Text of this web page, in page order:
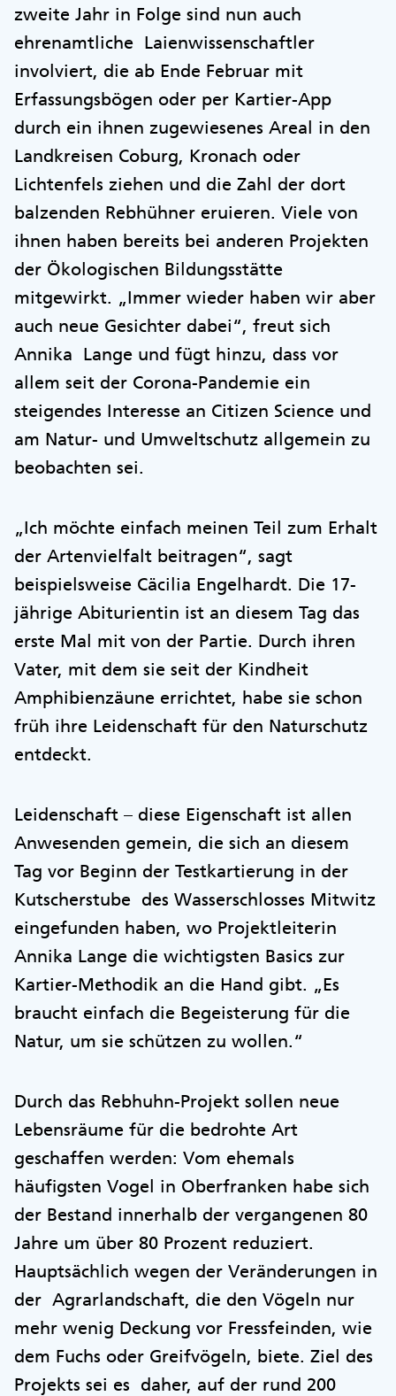
zweite Jahr in Folge sind nun auch
ehrenamtliche Laienwissenschaftler
involviert, die ab Ende Februar mit
Erfassungsbögen oder per Kartier-App
durch ein ihnen zugewiesenes Areal in den
Landkreisen Coburg, Kronach oder
Lichtenfels ziehen und die Zahl der dort
balzenden Rebhühner eruieren. Viele von
ihnen haben bereits bei anderen Projekten
der Ökologischen Bildungsstätte
mitgewirkt. „Immer wieder haben wir aber
auch neue Gesichter dabei“, freut sich
Annika Lange und fügt hinzu, dass vor
allem seit der Corona-Pandemie ein
steigendes Interesse an Citizen Science und
am Natur- und Umweltschutz allgemein zu
beobachten sei.
„Ich möchte einfach meinen Teil zum Erhalt
der Artenvielfalt beitragen“, sagt
beispielsweise Cäcilia Engelhardt. Die 17-
jährige Abiturientin ist an diesem Tag das
erste Mal mit von der Partie. Durch ihren
Vater, mit dem sie seit der Kindheit
Amphibienzäune errichtet, habe sie schon
früh ihre Leidenschaft für den Naturschutz
entdeckt.
Leidenschaft – diese Eigenschaft ist allen
Anwesenden gemein, die sich an diesem
Tag vor Beginn der Testkartierung in der
Kutscherstube des Wasserschlosses Mitwitz
eingefunden haben, wo Projektleiterin
Annika Lange die wichtigsten Basics zur
Kartier-Methodik an die Hand gibt. „Es
braucht einfach die Begeisterung für die
Natur, um sie schützen zu wollen.“
Durch das Rebhuhn-Projekt sollen neue
Lebensräume für die bedrohte Art
geschaffen werden: Vom ehemals
häufigsten Vogel in Oberfranken habe sich
der Bestand innerhalb der vergangenen 80
Jahre um über 80 Prozent reduziert.
Hauptsächlich wegen der Veränderungen in
der Agrarlandschaft, die den Vögeln nur
mehr wenig Deckung vor Fressfeinden, wie
dem Fuchs oder Greifvögeln, biete. Ziel des
Projekts sei es daher, auf der rund 200